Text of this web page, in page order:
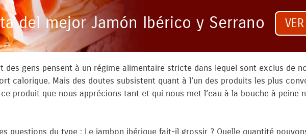
del mejor Jamón Ibérico y Serrano
des gens pensent à un régime alimentaire stricte dans lequel sont exclus de
calorique. Mais des doutes subsistent quant à l’un des produits les plus
produit que nous apprécions tant et qui nous met l’eau à la bouche à peine